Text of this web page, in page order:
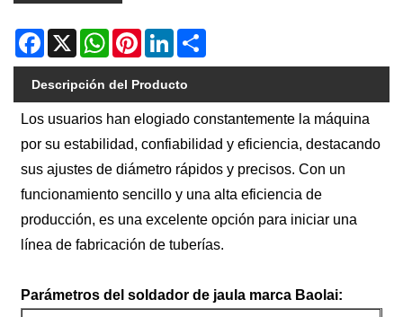
Facebook
X WhatsAppPinterestLinkedIn
Descripción del Producto
Los usuarios han elogiado constantemente la máquina
por su estabilidad, confiabilidad y eficiencia, destacando
sus ajustes de diámetro rápidos y precisos. Con un
funcionamiento sencillo y una alta eficiencia de
producción, es una excelente opción para iniciar una
línea de fabricación de tuberías.
Parámetros del soldador de jaula marca Baolai: